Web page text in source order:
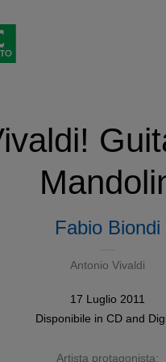
Fabio Biondi
Antonio Vivaldi
17 Luglio 2011
Disponibile in CDand
Artista protagonista: